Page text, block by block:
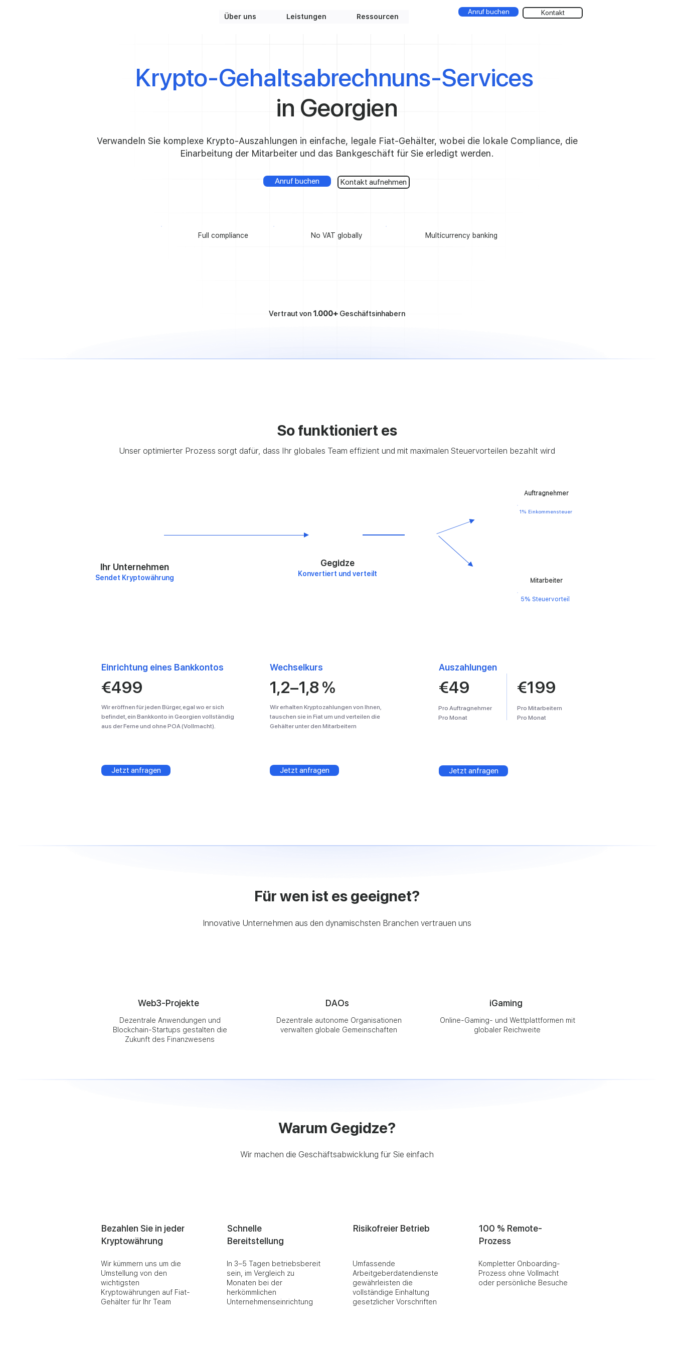
Über uns Leistungen Ressourcen
Anruf buchen Kontakt
Krypto-Gehaltsabrechnuns-Services
in Georgien
Verwandeln Sie komplexe Krypto-Auszahlungen in einfache, legale Fiat-Gehälter, wobei die lokale Compliance, die
Einarbeitung der Mitarbeiter und das Bankgeschäft für Sie erledigt werden.
Anruf buchen Kontakt aufnehmen
Full compliance No VAT globally Multicurrency banking
Vertraut von 1.000+ Geschäftsinhabern
So funktioniert es
Unser optimierter Prozess sorgt dafür, dass Ihr globales Team effizient und mit maximalen Steuervorteilen bezahlt wird
Ihr Unternehmen
Sendet Kryptowährung
Auftragnehmer
1% Einkommensteuer
Mitarbeiter
5% Steuervorteil
Gegidze
Konvertiert und verteilt
Einrichtung eines Bankkontos
€499
Wir eröffnen für jeden Bürger, egal wo er sich
befindet, ein Bankkonto in Georgien vollständig
aus der Ferne und ohne POA (Vollmacht).
Jetzt anfragen
Wechselkurs
1,2–1,8 %
Wir erhalten Kryptozahlungen von Ihnen,
tauschen sie in Fiat um und verteilen die
Gehälter unter den Mitarbeitern
Jetzt anfragen
Auszahlungen
€49 €199
Pro Auftragnehmer
Pro Monat
Pro Mitarbeitern
Pro Monat
Jetzt anfragen
Für wen ist es geeignet?
Innovative Unternehmen aus den dynamischsten Branchen vertrauen uns
Web3-Projekte
Dezentrale Anwendungen und
Blockchain-Startups gestalten die
Zukunft des Finanzwesens
DAOs
Dezentrale autonome Organisationen
verwalten globale Gemeinschaften
iGaming
Online-Gaming- und Wettplattformen mit
globaler Reichweite
Warum Gegidze?
Wir machen die Geschäftsabwicklung für Sie einfach
Bezahlen Sie in jeder
Kryptowährung
Wir kümmern uns um die
Umstellung von den
wichtigsten
Kryptowährungen auf Fiat-
Gehälter für Ihr Team
Schnelle
Bereitstellung
In 3–5 Tagen betriebsbereit
sein, im Vergleich zu
Monaten bei der
herkömmlichen
Unternehmenseinrichtung
Risikofreier Betrieb
Umfassende
Arbeitgeberdatendienste
gewährleisten die
vollständige Einhaltung
gesetzlicher Vorschriften
100 % Remote-
Prozess
Kompletter Onboarding-
Prozess ohne Vollmacht
oder persönliche Besuche